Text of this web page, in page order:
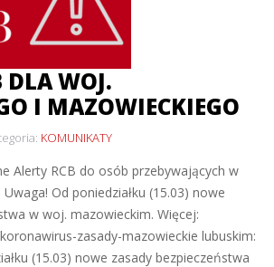
DLA WOJ.
I MAZOWIECKIEGO
KOMUNIKATY
Alerty RCB do osób przebywających w
Od poniedziałku (15.03) nowe
w woj. mazowieckim. Więcej:
zasady-mazowieckie lubuskim:
(15.03) nowe zasady bezpieczeństwa